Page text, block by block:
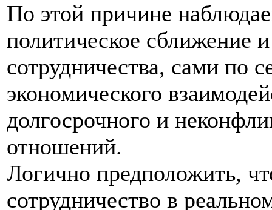
По этой причине
политическое сближение
сотрудничества, сами по
экономического
долгосрочного и
отношений.
Логично предположить,
сотрудничество в